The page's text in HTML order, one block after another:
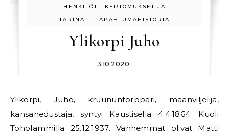
HENKILÖT - KERTOMUKSET JA
TARINAT -TAPAHTUMAHISTORIA
Ylikorpi Juho
3.10.2020
Ylikorpi, Juho, kruununtorppari, maanviljelijä,
kansanedustaja, syntyi Kaustisella 4.4.1864. Kuoli
Toholammilla 25.12.1937. Vanhemmat olivat Matti